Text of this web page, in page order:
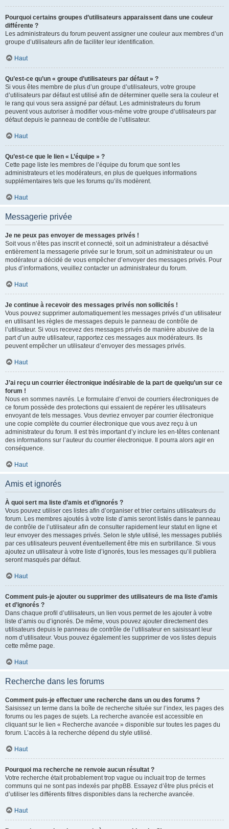
Pourquoi certains groupes d’utilisateurs apparaissent dans une couleur
différente ?
Les administrateurs du forum peuvent assigner une couleur aux membres d’un
groupe d’utilisateurs afin de faciliter leur identification.
Haut
Qu’est-ce qu’un « groupe d’utilisateurs par défaut » ?
Si vous êtes membre de plus d’un groupe d’utilisateurs, votre groupe
d’utilisateurs par défaut est utilisé afin de déterminer quelle sera la couleur et
le rang qui vous sera assigné par défaut. Les administrateurs du forum
peuvent vous autoriser à modifier vous-même votre groupe d’utilisateurs par
défaut depuis le panneau de contrôle de l’utilisateur.
Haut
Qu’est-ce que le lien « L’équipe » ?
Cette page liste les membres de l’équipe du forum que sont les
administrateurs et les modérateurs, en plus de quelques informations
supplémentaires tels que les forums qu’ils modèrent.
Haut
Messagerie privée
Je ne peux pas envoyer de messages privés !
Soit vous n’êtes pas inscrit et connecté, soit un administrateur a désactivé
entièrement la messagerie privée sur le forum, soit un administrateur ou un
modérateur a décidé de vous empêcher d’envoyer des messages privés. Pour
plus d’informations, veuillez contacter un administrateur du forum.
Haut
Je continue à recevoir des messages privés non sollicités !
Vous pouvez supprimer automatiquement les messages privés d’un utilisateur
en utilisant les règles de messages depuis le panneau de contrôle de
l’utilisateur. Si vous recevez des messages privés de manière abusive de la
part d’un autre utilisateur, rapportez ces messages aux modérateurs. Ils
peuvent empêcher un utilisateur d’envoyer des messages privés.
Haut
J’ai reçu un courrier électronique indésirable de la part de quelqu’un sur ce
forum !
Nous en sommes navrés. Le formulaire d’envoi de courriers électroniques de
ce forum possède des protections qui essaient de repérer les utilisateurs
envoyant de tels messages. Vous devriez envoyer par courrier électronique
une copie complète du courrier électronique que vous avez reçu à un
administrateur du forum. Il est très important d’y inclure les en-têtes contenant
des informations sur l’auteur du courrier électronique. Il pourra alors agir en
conséquence.
Haut
Amis et ignorés
À quoi sert ma liste d’amis et d’ignorés ?
Vous pouvez utiliser ces listes afin d’organiser et trier certains utilisateurs du
forum. Les membres ajoutés à votre liste d’amis seront listés dans le panneau
de contrôle de l’utilisateur afin de consulter rapidement leur statut en ligne et
leur envoyer des messages privés. Selon le style utilisé, les messages publiés
par ces utilisateurs peuvent éventuellement être mis en surbrillance. Si vous
ajoutez un utilisateur à votre liste d’ignorés, tous les messages qu’il publiera
seront masqués par défaut.
Haut
Comment puis-je ajouter ou supprimer des utilisateurs de ma liste d’amis
et d’ignorés ?
Dans chaque profil d’utilisateurs, un lien vous permet de les ajouter à votre
liste d’amis ou d’ignorés. De même, vous pouvez ajouter directement des
utilisateurs depuis le panneau de contrôle de l’utilisateur en saisissant leur
nom d’utilisateur. Vous pouvez également les supprimer de vos listes depuis
cette même page.
Haut
Recherche dans les forums
Comment puis-je effectuer une recherche dans un ou des forums ?
Saisissez un terme dans la boîte de recherche située sur l’index, les pages des
forums ou les pages de sujets. La recherche avancée est accessible en
cliquant sur le lien « Recherche avancée » disponible sur toutes les pages du
forum. L’accès à la recherche dépend du style utilisé.
Haut
Pourquoi ma recherche ne renvoie aucun résultat ?
Votre recherche était probablement trop vague ou incluait trop de termes
communs qui ne sont pas indexés par phpBB. Essayez d’être plus précis et
d’utiliser les différents filtres disponibles dans la recherche avancée.
Haut